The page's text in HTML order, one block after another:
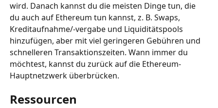
wird. Danach kannst du die meisten Dinge tun, die
du auch auf Ethereum tun kannst, z. B. Swaps,
Kreditaufnahme/-vergabe und Liquiditätspools
hinzufügen, aber mit viel geringeren Gebühren und
schnelleren Transaktionszeiten. Wann immer du
möchtest, kannst du zurück auf die Ethereum-
Hauptnetzwerk überbrücken.
R﻿essourcen